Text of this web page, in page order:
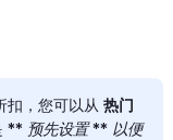
扣，您可以从 热门
** 预先设置** 以便